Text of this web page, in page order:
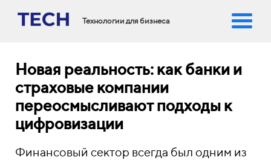
Технологии для бизнеса
Новая реальность: как банки и
страховые компании
переосмысливают подходы к
цифровизации
Финансовый сектор всегда был одним из